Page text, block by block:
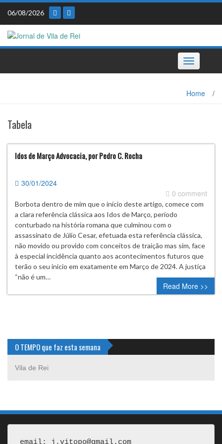
Skip
content
06/08/2026
Toggle
navigation
Home /
Tabela
Idos de Março Advocacia, por Pedro C. Rocha
30/01/2024
0 comment
Borbota dentro de mim que o início deste artigo, comece com
a clara referência clássica aos Idos de Março, período
conturbado na história romana que culminou com o
assassinato de Júlio Cesar, efetuada esta referência clássica,
não movido ou provido com conceitos de traição mas sim, face
à especial incidência quanto aos acontecimentos futuros que
terão o seu inicio em exatamente em Março de 2024. A justiça
“não é um…
Read More >>
O TEMPO que faz esta semana
Vila de Rei